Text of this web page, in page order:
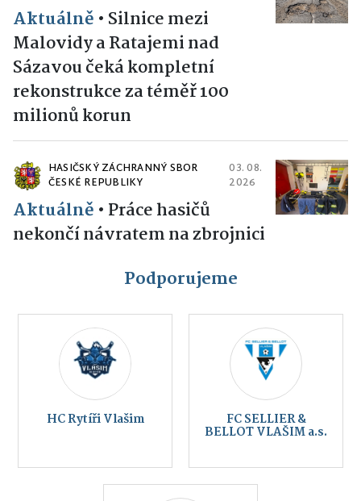
Aktuálně • Silnice mezi
Malovidy a Ratajemi nad
Sázavou čeká kompletní
rekonstrukce za téměř 100
milionů korun
HASIČSKÝ ZÁCHRANNÝ SBOR
ČESKÉ REPUBLIKY
03. 08.
2026
Aktuálně • Práce hasičů
nekončí návratem na zbrojnici
Podporujeme
HC Rytíři Vlašim FC SELLIER &
BELLOT VLAŠIM a.s.